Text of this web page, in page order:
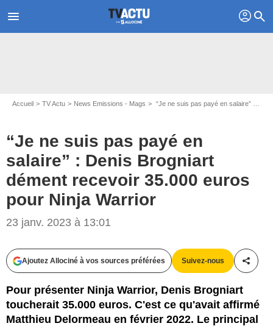
menu profil search
Accueil TV Actu News Emissions - Mags “Je ne suis pas payé en salaire” : Denis Brogniart dément recevoir 35.000 euros pour Ninja Warrior
“Je ne suis pas payé en
salaire” : Denis Brogniart
dément recevoir 35.000 euros
pour Ninja Warrior
23 janv. 2023 à 13:01
Ajoutez Allociné à vos sources préférées Suivez-nous
Pour présenter Ninja Warrior, Denis Brogniart
toucherait 35.000 euros. C'est ce qu'avait affirmé
Matthieu Delormeau en février 2022. Le principal